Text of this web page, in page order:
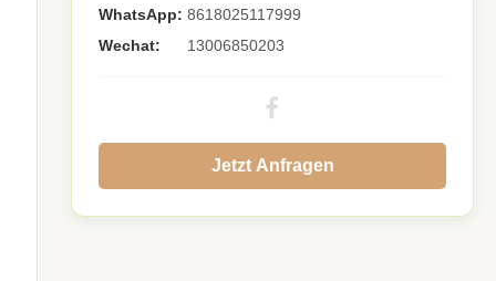
WhatsApp: 8618025117999
Wechat:
13006850203
Jetzt Anfragen